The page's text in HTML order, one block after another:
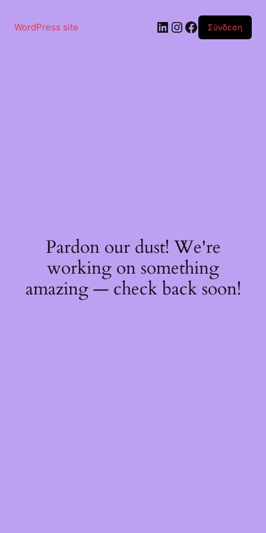
περιεχόμενο
WordPress site Linkedin
Instagram
Facebook
Σύνδεση
Pardon our dust! We're
working on something
amazing — check back soon!